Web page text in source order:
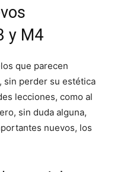
y M4
que parecen
sin perder su estética
lecciones, como al
sin duda alguna,
nuevos, los